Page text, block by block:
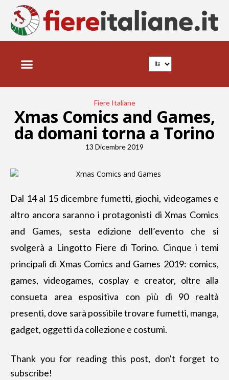
Fiere Italiane
Xmas Comics and Games,
da domani torna a Torino
13 Dicembre 2019
Dal 14 al 15 dicembre fumetti, giochi, videogames e
altro ancora saranno i protagonisti di Xmas Comics
and Games, sesta edizione dell’evento che si
svolgerà a Lingotto Fiere di Torino. Cinque i temi
principali di Xmas Comics and Games 2019: comics,
games, videogames, cosplay e creator, oltre alla
consueta area espositiva con più di 90 realtà
presenti, dove sarà possibile trovare fumetti, manga,
gadget, oggetti da collezione e costumi.
Thank you for reading this post, don't forget to
subscribe!